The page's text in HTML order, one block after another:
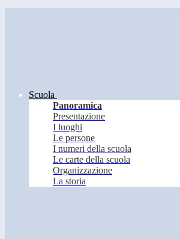
Scuola
Panoramica
Presentazione
I luoghi
Le persone
I numeri della scuola
Le carte della scuola
Organizzazione
La storia